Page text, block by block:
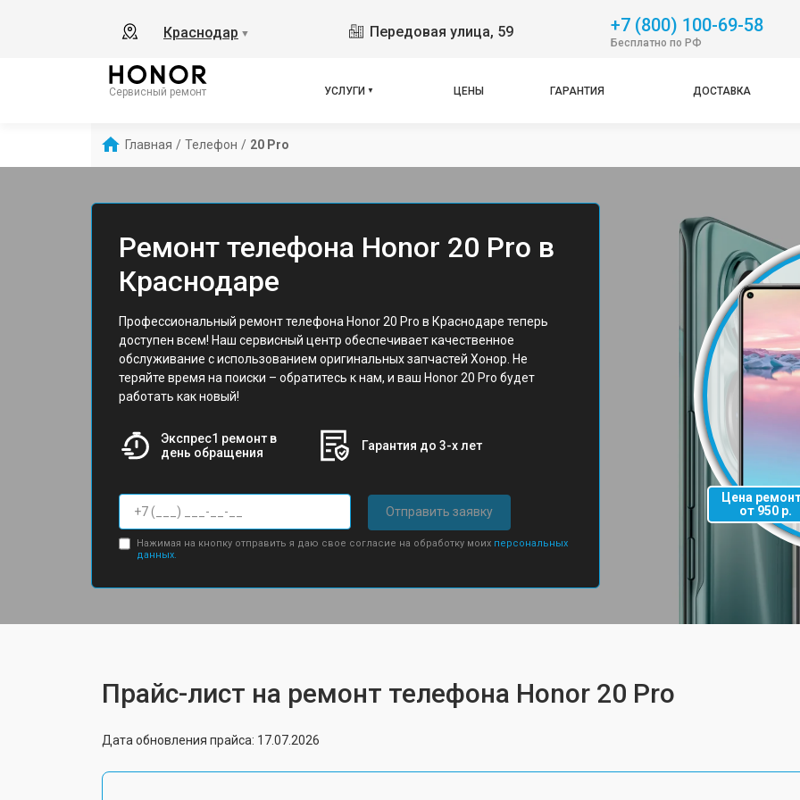
Краснодар ▼ Передовая улица, 59 +7 (800) 100-69-58
Бесплатно по РФ
Сервисный ремонт УСЛУГИ ЦЕНЫ ГАРАНТИЯ ДОСТАВКА
Главная / Телефон / 20 Pro
Ремонт телефона Honor 20 Pro в
Краснодаре
Профессиональный ремонт телефона Honor 20 Pro в Краснодаре теперь
доступен всем! Наш сервисный центр обеспечивает качественное
обслуживание с использованием оригинальных запчастей Хонор. Не
теряйте время на поиски – обратитесь к нам, и ваш Honor 20 Pro будет
работать как новый!
Экспрес1 ремонт в
день обращения
Гарантия до 3-х лет
Отправить заявку
Нажимая на кнопку отправить я даю свое согласие на обработку моих персональных
данных.
Цена
от 950 р.
Прайс-лист на ремонт телефона Honor 20 Pro
Дата обновления прайса: 17.07.2026